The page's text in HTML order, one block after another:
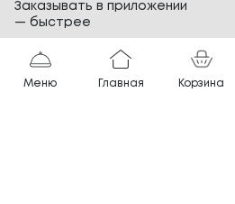
Банкеты
Вопросы и ответы
Меню Главная Корзина
Заказывать в приложении
— быстрее